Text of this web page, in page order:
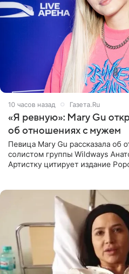
10 часов назад Газета.Ru
«Я ревную»: Mary Gu
об отношениях с мужем
Певица Mary Gu рассказала
солистом группы Wildways
Артистку цитирует издание